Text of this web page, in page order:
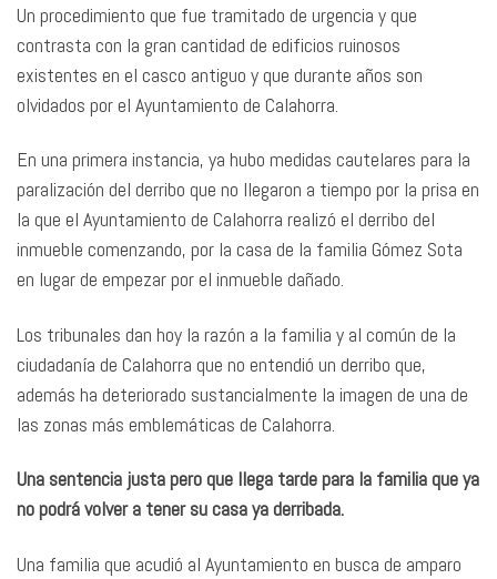
Un procedimiento que fue tramitado de urgencia y que
contrasta con la gran cantidad de edificios ruinosos
existentes en el casco antiguo y que durante años son
olvidados por el Ayuntamiento de Calahorra.
En una primera instancia, ya hubo medidas cautelares para la
paralización del derribo que no llegaron a tiempo por la prisa en
la que el Ayuntamiento de Calahorra realizó el derribo del
inmueble comenzando, por la casa de la familia Gómez Sota
en lugar de empezar por el inmueble dañado.
Los tribunales dan hoy la razón a la familia y al común de la
ciudadanía de Calahorra que no entendió un derribo que,
además ha deteriorado sustancialmente la imagen de una de
las zonas más emblemáticas de Calahorra.
Una sentencia justa pero que llega tarde para la familia que ya
no podrá volver a tener su casa ya derribada.
Una familia que acudió al Ayuntamiento en busca de amparo